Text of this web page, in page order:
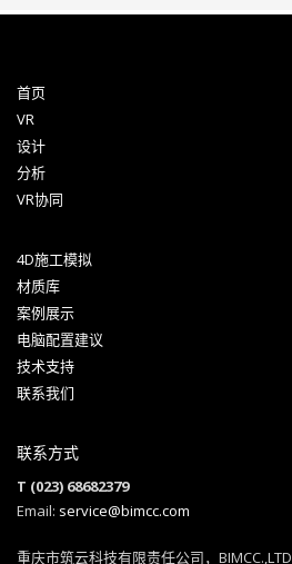
首页
VR
设计
分析
VR协同
4D施工模拟
材质库
案例展示
电脑配置建议
技术支持
联系我们
联系方式
T (023) 68682379
Email: service@bimcc.com
重庆市筑云科技有限责任公司，BIMCC.,LTD